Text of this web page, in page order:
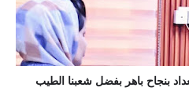
بنجاح باهر بفضل شعبنا الطيب